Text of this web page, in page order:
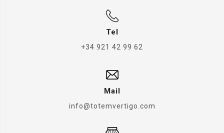
Tel
+34 921 42 99 62
Mail
info@totemvertigo.com